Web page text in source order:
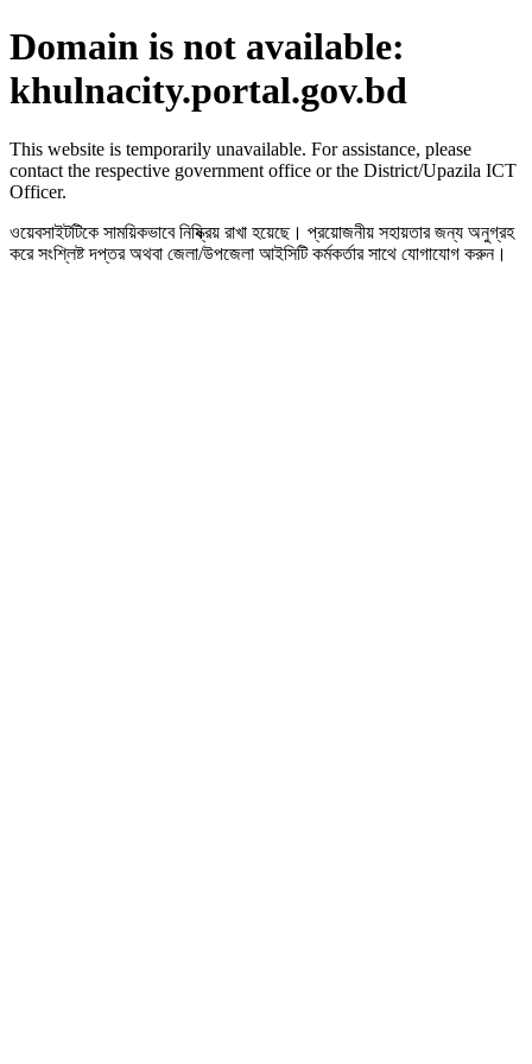
Domain is not available:
khulnacity.portal.gov.bd
This website is temporarily unavailable. For assistance, please
contact the respective government office or the District/Upazila ICT
Officer.
ওয়েবসাইটটিকে সাময়িকভাবে নিষ্ক্রিয় রাখা হয়েছে। প্রয়োজনীয় সহায়তার জন্য অনুগ্রহ
করে সংশ্লিষ্ট দপ্তর অথবা জেলা/উপজেলা আইসিটি কর্মকর্তার সাথে যোগাযোগ করুন।